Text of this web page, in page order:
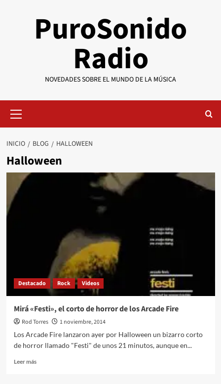
PuroSonido
Radio
NOVEDADES SOBRE EL MUNDO DE LA MÚSICA
primario
INICIO BLOG HALLOWEEN
Halloween
Destacado Rock Videos
Mirá «Festi», el corto de horror de los Arcade Fire
Rod Torres
1 noviembre, 2014
Los Arcade Fire lanzaron ayer por Halloween un bizarro corto
de horror llamado "Festi" de unos 21 minutos, aunque en...
Leer másLeer